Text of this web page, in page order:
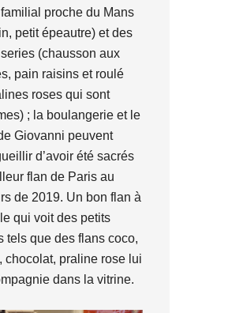
proche du Mans
petit épeautre) et des
(chausson aux
pain raisins et roulé
roses qui sont
; la boulangerie et le
Giovanni peuvent
d’avoir été sacrés
flan de Paris au
de 2019. Un bon flan à
qui voit des petits
tels que des flans coco,
chocolat, praline rose lui
dans la vitrine.